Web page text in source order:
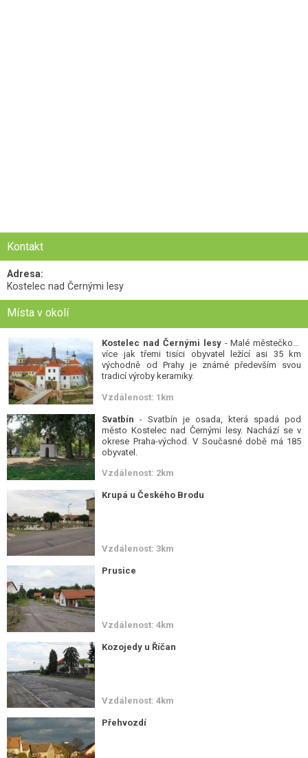
Kontakt
Adresa:
Kostelec nad Černými lesy
Místa v okolí
Kostelec nad Černými lesy- Malé městečko s
více jak třemi tisíci obyvatel ležící asi 35 km
východně od Prahy je známé především svou
tradicí výroby keramiky.
Vzdálenost: 1km
Svatbín - Svatbín je osada, která spadá pod
město Kostelec nad Černými lesy. Nachází se v
okrese Praha-východ. V Současné době má 185
obyvatel.
Vzdálenost: 2km
Krupá u Českého Brodu
Vzdálenost: 3km
Prusice
Vzdálenost: 4km
Kozojedy u Říčan
Vzdálenost: 4km
Přehvozdí